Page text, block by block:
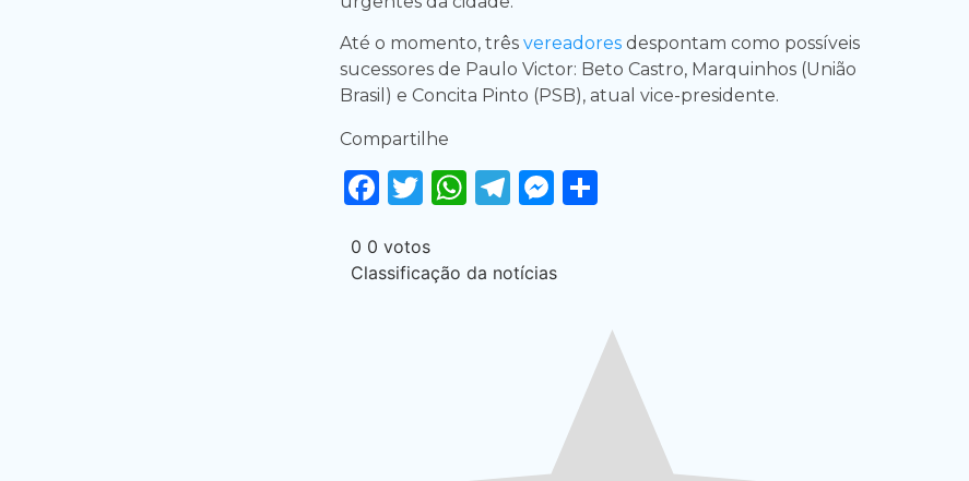
Até o momento, três vereadores despontam como possíveis
sucessores de Paulo Victor: Beto Castro, Marquinhos (União
Brasil) e Concita Pinto (PSB), atual vice-presidente.
Compartilhe
Facebook
Twitter
WhatsApp
Telegram
Messenger
0 0 votos
Classificação da notícias